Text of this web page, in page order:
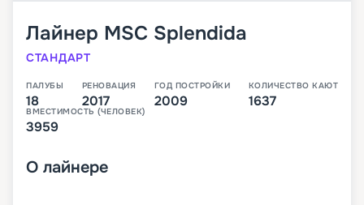
Лайнер MSC Splendida
СТАНДАРТ
ПАЛУБЫ
18
РЕНОВАЦИЯ
2017
ГОД ПОСТРОЙКИ
2009
КОЛИЧЕСТВО КАЮТ
1637
ВМЕСТИМОСТЬ (ЧЕЛОВЕК)
3959
О лайнере